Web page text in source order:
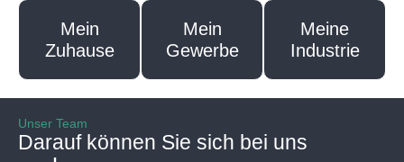
Mein
Zuhause
Mein
Gewerbe
Meine
Industrie
Unser Team
Darauf können Sie sich bei uns